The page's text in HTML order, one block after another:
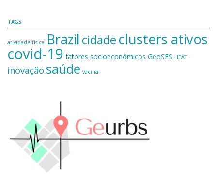
TAGS
atividade física Brazil cidade clusters ativos
covid-19 fatores socioeconômicos GeoSES HEAT
inovação saúde vacina